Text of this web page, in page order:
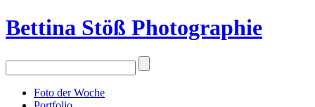
Bettina Stöß Photographie
Foto der Woche